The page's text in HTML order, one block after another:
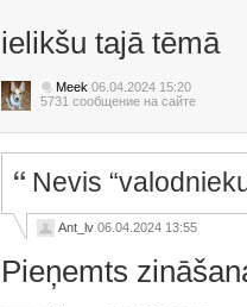
ielikšu tajā tēmā
Meek 06.04.2024 15:20
5731 сообщение на сайте
Nevis
Ant_lv 06.04.2024 13:55
Pieņemts